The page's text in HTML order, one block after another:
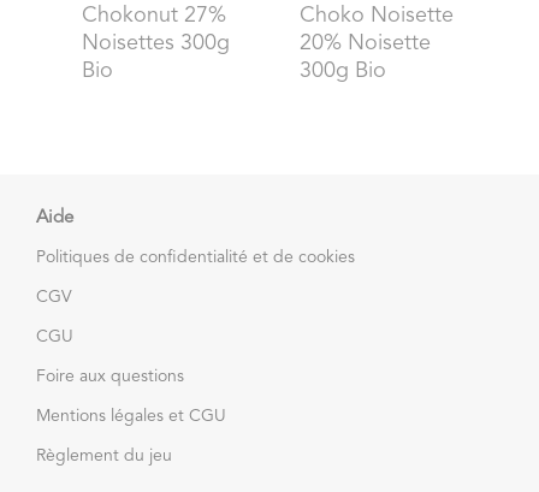
Chokonut 27%
Noisettes 300g
Bio
Choko Noisette
20% Noisette
300g Bio
Aide
Politiques de confidentialité et de cookies
CGV
CGU
Foire aux questions
Mentions légales et CGU
Règlement du jeu